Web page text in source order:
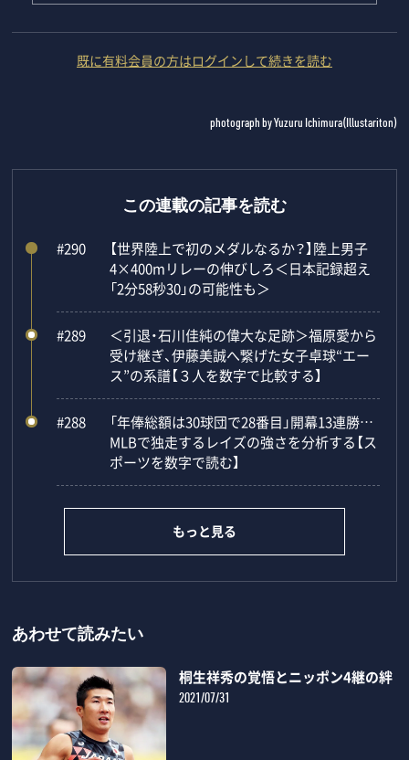
既に有料会員の方はログインして続きを読む
photograph by Yuzuru Ichimura(Illustariton)
この連載の記事を読む
#290
【世界陸上で初のメダルなるか？】陸上男子
4×400mリレーの伸びしろ＜日本記録超え
「2分58秒30」の可能性も＞
#289
＜引退・石川佳純の偉大な足跡＞福原愛から
受け継ぎ、伊藤美誠へ繋げた女子卓球“エー
ス”の系譜【３人を数字で比較する】
#288
「年俸総額は30球団で28番目」開幕13連勝…
MLBで独走するレイズの強さを分析する【ス
ポーツを数字で読む】
もっと見る
あわせて読みたい
桐生祥秀の覚悟とニッポン4継の絆
2021/07/31